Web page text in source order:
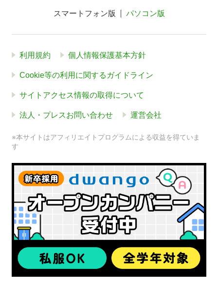
スマートフォン版 パソコン版
利用規約 個人情報保護基本方針
Cookie等の利用に関するガイドライン
サイトアクセス情報の取得について
法人・プレスお問い合わせ 運営会社
※本サイトはアフィリエイトプログラムによる収益を得ていま
す